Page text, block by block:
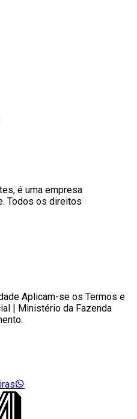
é uma empresa
Todos os direitos
Aplicam-se os Termos e
| Ministério da Fazenda